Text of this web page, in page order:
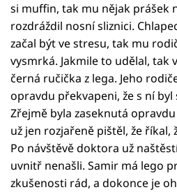
si muffin, tak mu nějak prášek
rozdráždil nosní sliznici.
začal být ve stresu, tak mu
vysmrká. Jakmile to udělal, tak
černá ručička z lega. Jeho
opravdu překvapeni, že s ní
Zřejmě byla zaseknutá
už jen rozjařeně pištěl, že říkal,
Po návštěvě doktora už
uvnitř nenašli. Samir má lego
zkušenosti rád, a dokonce je